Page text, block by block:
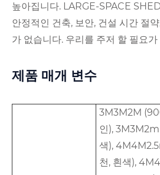
높아집니다. LARGE-SPACE
안정적인 건축, 보안, 건설 시간 절
가 없습니다. 우리를 주저 할 필요
제품 매개 변수
3M3M2M
인),
색),
천, 흰색),